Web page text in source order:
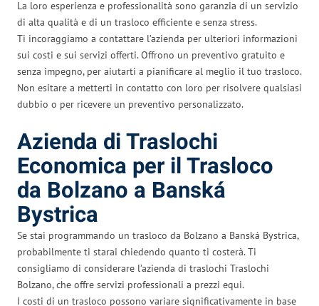
La loro esperienza e professionalità sono garanzia di un servizio
di alta qualità e di un trasloco efficiente e senza stress.
Ti incoraggiamo a contattare l’azienda per ulteriori informazioni
sui costi e sui servizi offerti. Offrono un preventivo gratuito e
senza impegno, per aiutarti a pianificare al meglio il tuo trasloco.
Non esitare a metterti in contatto con loro per risolvere qualsiasi
dubbio o per ricevere un preventivo personalizzato.
Azienda di Traslochi
Economica per il Trasloco
da Bolzano a Banská
Bystrica
Se stai programmando un trasloco da Bolzano a Banská Bystrica,
probabilmente ti starai chiedendo quanto ti costerà. Ti
consigliamo di considerare l’azienda di traslochi Traslochi
Bolzano, che offre servizi professionali a prezzi equi.
I costi di un trasloco possono variare significativamente in base